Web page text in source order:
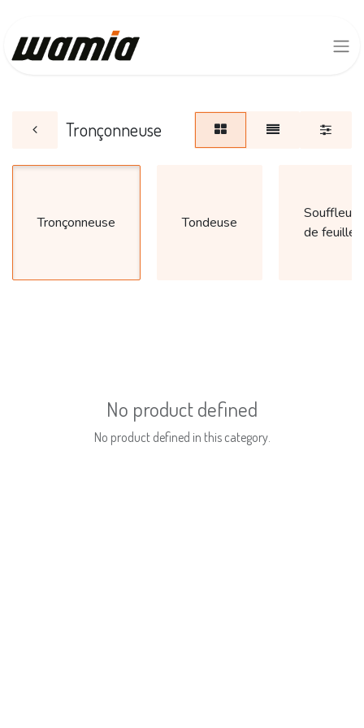
Tronçonneuse
Tronçonneuse Tondeuse
Souffleur
de feuille
No product defined
No product defined in this category.